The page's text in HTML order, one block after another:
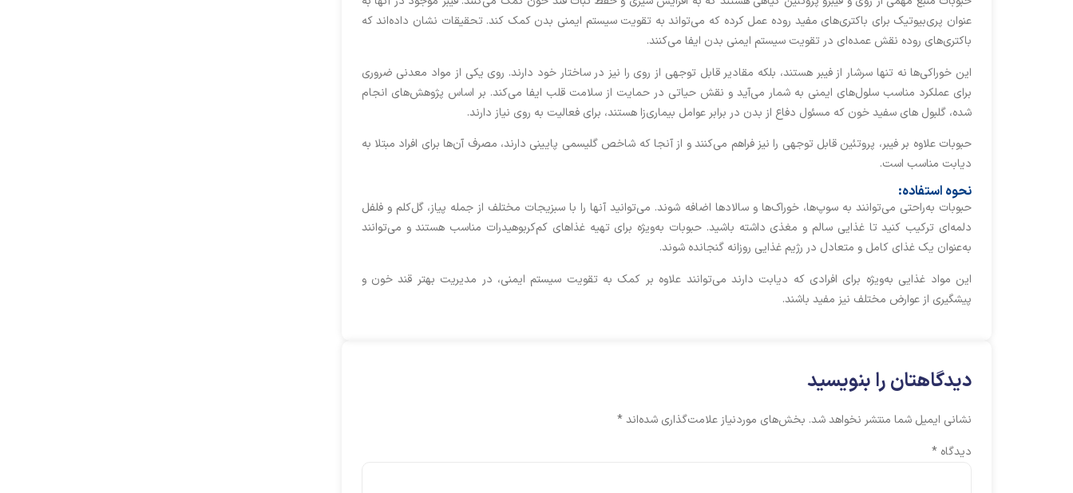
عنوان پری‌بیوتیک برای باکتری‌های مفید روده عمل کرده که می‌تواند به تقویت سیستم ایمنی بدن کمک کند. تحقیقات نشان داده‌اند که
باکتری‌های روده نقش عمده‌ای در تقویت سیستم ایمنی بدن ایفا می‌کنند.
این خوراکی‌ها نه تنها سرشار از فیبر هستند، بلکه مقادیر قابل توجهی از روی را نیز در ساختار خود دارند. روی یکی از مواد معدنی ضروری
برای عملکرد مناسب سلول‌های ایمنی به شمار می‌آید و نقش حیاتی در حمایت از سلامت قلب ایفا می‌کند. بر اساس پژوهش‌های انجام
شده، گلبول های سفید خون که مسئول دفاع از بدن در برابر عوامل بیماری‌زا هستند، برای فعالیت به روی نیاز دارند.
حبوبات علاوه بر فیبر، پروتئین قابل توجهی را نیز فراهم می‌کنند و از آنجا که شاخص گلیسمی پایینی دارند، مصرف آن‌ها برای افراد مبتلا به
دیابت مناسب است.
نحوه استفاده:
حبوبات به‌راحتی می‌توانند به سوپ‌ها، خوراک‌ها و سالادها اضافه شوند. می‌توانید آنها را با سبزیجات مختلف از جمله پیاز، گل‌کلم و فلفل
دلمه‌ای ترکیب کنید تا غذایی سالم و مغذی داشته باشید. حبوبات به‌ویژه برای تهیه غذاهای کم‌کربوهیدرات مناسب هستند و می‌توانند
به‌عنوان یک غذای کامل و متعادل در رژیم غذایی روزانه گنجانده شوند.
این مواد غذایی به‌ویژه برای افرادی که دیابت دارند می‌توانند علاوه بر کمک به تقویت سیستم ایمنی، در مدیریت بهتر قند خون و
پیشگیری از عوارض مختلف نیز مفید باشند.
دیدگاهتان را بنویسید
نشانی ایمیل شما منتشر نخواهد شد. بخش‌های موردنیاز علامت‌گذاری شده‌اند*
دیدگاه *